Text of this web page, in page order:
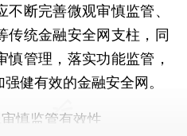
断完善微观审慎监管、
传统金融安全网支柱，同
管理，落实功能监管，
健有效的金融安全网。
慎监管有效性